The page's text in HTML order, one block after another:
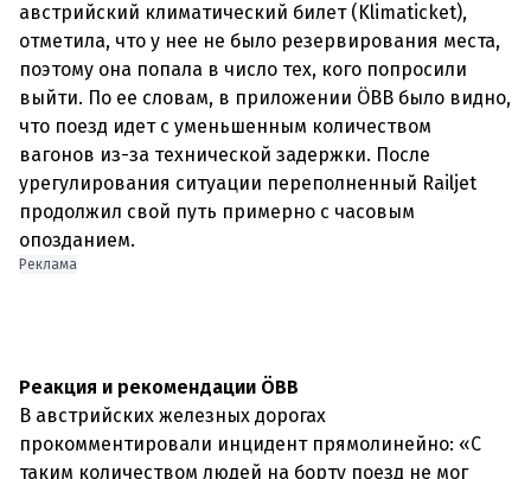
австрийский климатический билет (Klimaticket),
отметила, что у нее не было резервирования места,
поэтому она попала в число тех, кого попросили
выйти. По ее словам, в приложении ÖBB было видно,
что поезд идет с уменьшенным количеством
вагонов из-за технической задержки. После
урегулирования ситуации переполненный Railjet
продолжил свой путь примерно с часовым
опозданием.
Реклама
Реакция и рекомендации ÖBB
В австрийских железных дорогах
прокомментировали инцидент прямолинейно: «С
таким количеством людей на борту поезд не мог